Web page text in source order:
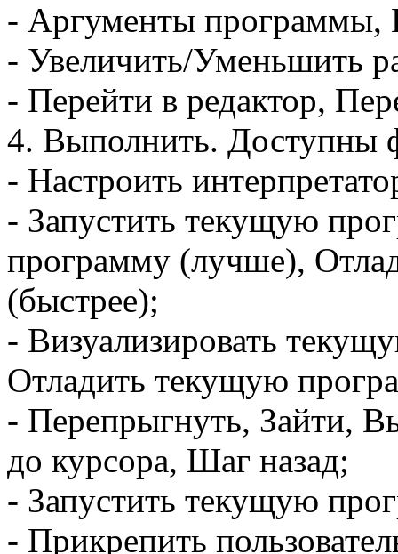
- Аргументы программы,
- Увеличить/Уменьшить
- Перейти в редактор,
4. Выполнить. Доступны
- Настроить
- Запустить текущую
программу (лучше),
(быстрее);
- Визуализировать
Отладить текущую
- Перепрыгнуть, Зайти,
до курсора, Шаг назад;
- Запустить текущую
- Прикрепить